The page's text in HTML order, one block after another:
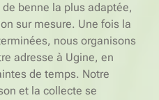
benne la plus adaptée,
sur mesure. Une fois la
nous organisons
adresse à Ugine, en
de temps. Notre
et la collecte se